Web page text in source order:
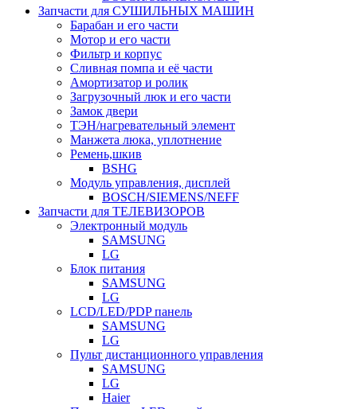
Запчасти для СУШИЛЬНЫХ МАШИН
Барабан и его части
Мотор и его части
Фильтр и корпус
Сливная помпа и её части
Амортизатор и ролик
Загрузочный люк и его части
Замок двери
ТЭН/нагревательный элемент
Манжета люка, уплотнение
Ремень,шкив
BSHG
Модуль управления, дисплей
BOSCH/SIEMENS/NEFF
Запчасти для ТЕЛЕВИЗОРОВ
Электронный модуль
SAMSUNG
LG
Блок питания
SAMSUNG
LG
LCD/LED/PDP панель
SAMSUNG
LG
Пульт дистанционного управления
SAMSUNG
LG
Haier